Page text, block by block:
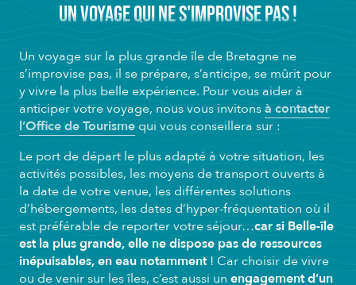
UN VOYAGE QUI NE S'IMPROVISE PAS !
Un voyage sur la plus grande île de Bretagne ne
s’improvise pas, il se prépare, s’anticipe, se mûrit pour
y vivre la plus belle expérience. Pour vous aider à
anticiper votre voyage, nous vous invitonsà contacter
l’Office de Tourismequi vous conseillera sur :
Le port de départ le plus adapté à votre situation, les
activités possibles, les moyens de transport ouverts à
la date de votre venue, les différentes solutions
d’hébergements, les dates d’hyper-fréquentation où il
est préférable de reporter votre séjour…car si Belle-île
est la plus grande, elle ne dispose pas de ressources
inépuisables, en eau notamment! Car choisir de vivre
ou de venir sur les îles, c’est aussi un engagement d’un